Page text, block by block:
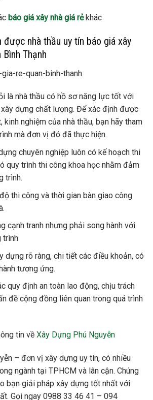
báo giá xây nhà giá rẻkhác
được nhà thầu uy tín báo giá xây
Thạnh
là nhà thầu có hồ sơ năng lực tốt với
xây dựng chất lượng. Để xác định được
kinh nghiệm của nhà thầu, bạn hãy tham
mà đơn vị đó đã thực hiện.
chuyên nghiệp luôn có kế hoạch thi
quy trình thi công khoa học nhằm đảm
trình.
thi công và thời gian bàn giao công
cạnh tranh nhưng phải song hành với
trình
dựng rõ ràng, chi tiết các điều khoản, có
tương ứng.
quy định an toàn lao động, chịu trách
đề cộng đồng liên quan trong quá trình
tin về Xây Dựng Phú Nguyễn
– đơn vị xây dựng uy tín, có nhiều
ngành tại TPHCM và lân cận. Chúng
bạn giải pháp xây dựng tốt nhất với
Gọi ngay 0988 33 46 41 – 094